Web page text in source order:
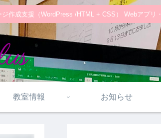
支援（WordPress /HTML + CSS） Webアプリ
教室情報 お知らせ